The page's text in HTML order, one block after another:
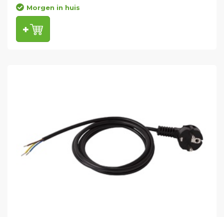
Morgen in huis